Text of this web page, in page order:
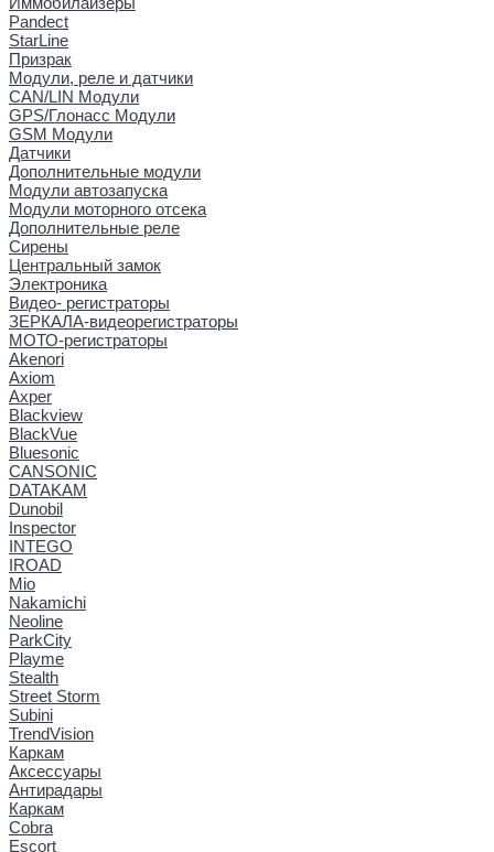
Pandect
StarLine
Призрак
Модули, реле и датчики
CAN/LIN Модули
GPS/Глонасс Модули
GSM Модули
Датчики
Дополнительные модули
Модули автозапуска
Модули моторного отсека
Дополнительные реле
Сирены
Центральный замок
Электроника
Видео- регистраторы
ЗЕРКАЛА-видеорегистраторы
МОТО-регистраторы
Akenori
Axiom
Axper
Blackview
BlackVue
Bluesonic
CANSONIC
DATAKAM
Dunobil
Inspector
INTEGO
IROAD
Mio
Nakamichi
Neoline
ParkCity
Playme
Stealth
Street Storm
Subini
TrendVision
Каркам
Аксессуары
Антирадары
Каркам
Cobra
Escort